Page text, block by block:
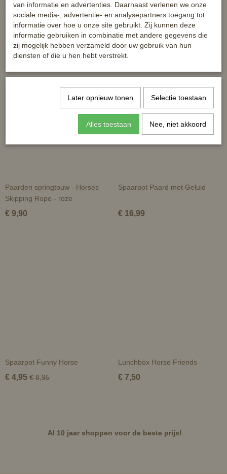
Paarden springtouw - Horses
Skipping Rope - roze
€ 9,90
Spaarpot Paard met Geluid
€ 16,99
Spaarpot Funny Horse
€ 4,95 € 8,95
Lunchbox Horse Friends
€ 7,50
Al 10 jaar shoppen voor de beste prijs!
van informatie en advertenties. Daarnaast verlenen we onze
sociale media-, advertentie- en analysepartners toegang tot
informatie over hoe u onze site gebruikt. Zij kunnen deze
informatie gebruiken in combinatie met andere gegevens die
zij mogelijk hebben verzameld door uw gebruik van hun
diensten of die u hen hebt verstrekt.
Later opnieuw tonen Selectie toestaan
Alles toestaan Nee, niet akkoord